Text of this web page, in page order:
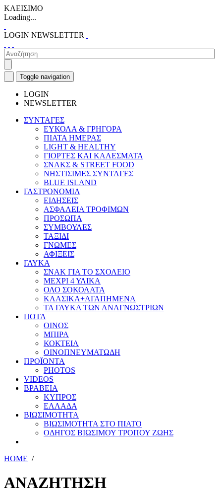
ΚΛΕΙΣΙΜΟ
Loading...
LOGIN NEWSLETTER
Toggle navigation
LOGIN
NEWSLETTER
ΣΥΝΤΑΓΕΣ
ΕΥΚΟΛΑ & ΓΡΗΓΟΡΑ
ΠΙΑΤΑ ΗΜΕΡΑΣ
LIGHT & HEALTHY
ΓΙΟΡΤΕΣ ΚΑΙ ΚΑΛΕΣΜΑΤΑ
ΣΝΑΚΣ & STREET FOOD
ΝΗΣΤΙΣΙΜΕΣ ΣΥΝΤΑΓΕΣ
BLUE ISLAND
ΓΑΣΤΡΟΝΟΜΙΑ
ΕΙΔΗΣΕΙΣ
ΑΣΦΑΛΕΙΑ ΤΡΟΦΙΜΩΝ
ΠΡΟΣΩΠΑ
ΣΥΜΒΟΥΛΕΣ
ΤΑΞΙΔΙ
ΓΝΩΜΕΣ
ΑΦΙΞΕΙΣ
ΓΛΥΚΑ
ΣΝΑΚ ΓΙΑ ΤΟ ΣΧΟΛΕΙΟ
ΜΕΧΡΙ 4 ΥΛΙΚΑ
ΟΛΟ ΣΟΚΟΛΑΤΑ
ΚΛΑΣΙΚΑ+ΑΓΑΠΗΜΕΝΑ
ΤΑ ΓΛΥΚΑ ΤΩΝ ΑΝΑΓΝΩΣΤΡΙΩΝ
ΠΟΤΑ
ΟΙΝΟΣ
ΜΠΙΡΑ
ΚΟΚΤΕΙΛ
ΟΙΝΟΠΝΕΥΜΑΤΩΔΗ
ΠΡΟΪΟΝΤΑ
PHOTOS
VIDEOS
ΒΡΑΒΕΙΑ
ΚΥΠΡΟΣ
ΕΛΛΑΔΑ
ΒΙΩΣΙΜΟΤΗΤΑ
ΒΙΩΣΙΜΟΤΗΤΑ ΣΤΟ ΠΙΑΤΟ
ΟΔΗΓΟΣ ΒΙΩΣΙΜΟΥ ΤΡΟΠΟΥ ΖΩΗΣ
HOME /
ΑΝΑΖΗΤΗΣΗ